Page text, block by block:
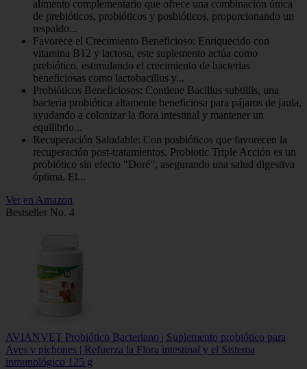
alimento complementario que ofrece una combinación única
de prebióticos, probióticos y posbióticos, proporcionando un
respaldo...
Favorece el Crecimiento Beneficioso: Enriquecido con
vitamina B12 y lactosa, este suplemento actúa como
prebiótico, estimulando el crecimiento de bacterias
beneficiosas como lactobacillus y...
Probióticos Beneficiosos: Contiene Bacillus subtillis, una
bacteria probiótica altamente beneficiosa para pájaros de jaula,
ayudando a colonizar la flora intestinal y mantener un
equilibrio...
Recuperación Saludable: Con posbióticos que favorecen la
recuperación post-tratamientos, Probiotic Triple Acción es un
probiótico sin efecto "Doré", asegurando una salud digestiva
óptima. El...
Ver en Amazon
Bestseller No. 4
AVIANVET Probiótico Bacteriano | Suplemento probiótico para
Aves y pichones | Refuerza la Flora intestinal y el Sistema
inmunológico 125 g